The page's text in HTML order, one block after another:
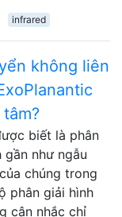
infrared
không liên
biết là phân
như ngẫu
chúng trong
phân giải hình
cân nhắc chỉ